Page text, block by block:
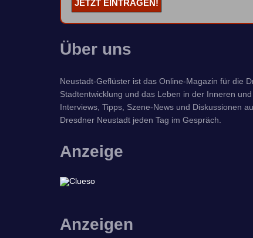
Über uns
Neustadt-Geflüster ist das Online-Magazin für die
Stadtentwicklung und das Leben in der Inneren
Interviews, Tipps, Szene-News und Diskussionen
Dresdner Neustadt jeden Tag im Gespräch.
Anzeige
Anzeigen